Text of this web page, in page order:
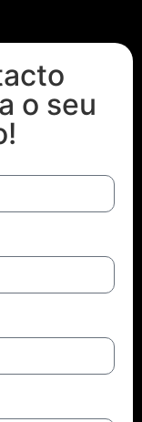
o seu